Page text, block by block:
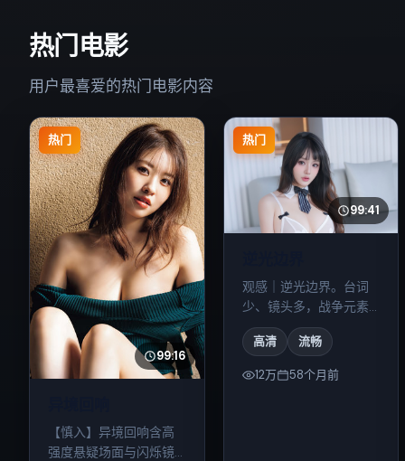
热门电影
用户最喜爱的热门电影内容
热门
99:16
【慎入】异境回响含高
强度悬疑场面与闪烁镜
热门
99:41
观感｜逆光边界。台词
少、镜头多，战争元素
藏在细节里；二刷能捡
到不少伏笔。
高清 流畅
12万 58个月前